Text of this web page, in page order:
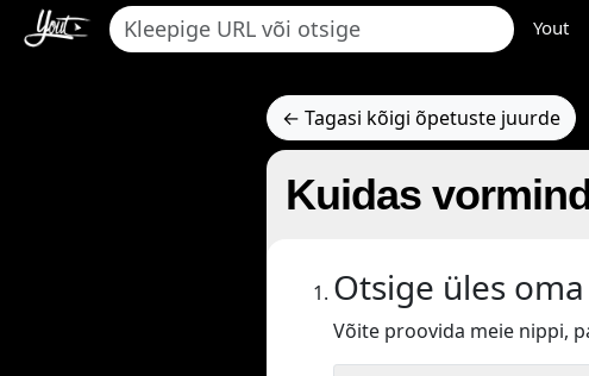
Yout
← Tagasi kõigi õpetuste juurde
Kuidas
Otsige üles
Võite proovida meie nippi,